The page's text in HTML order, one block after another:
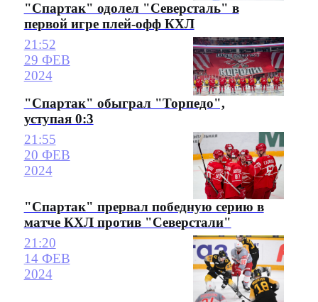
"Спартак" одолел "Северсталь" в
первой игре плей-офф КХЛ
21:52
29 ФЕВ
2024
"Спартак" обыграл "Торпедо",
уступая 0:3
21:55
20 ФЕВ
2024
"Спартак" прервал победную серию в
матче КХЛ против "Северстали"
21:20
14 ФЕВ
2024